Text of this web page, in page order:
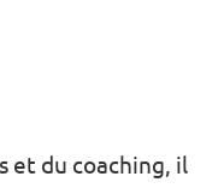
et du coaching, il